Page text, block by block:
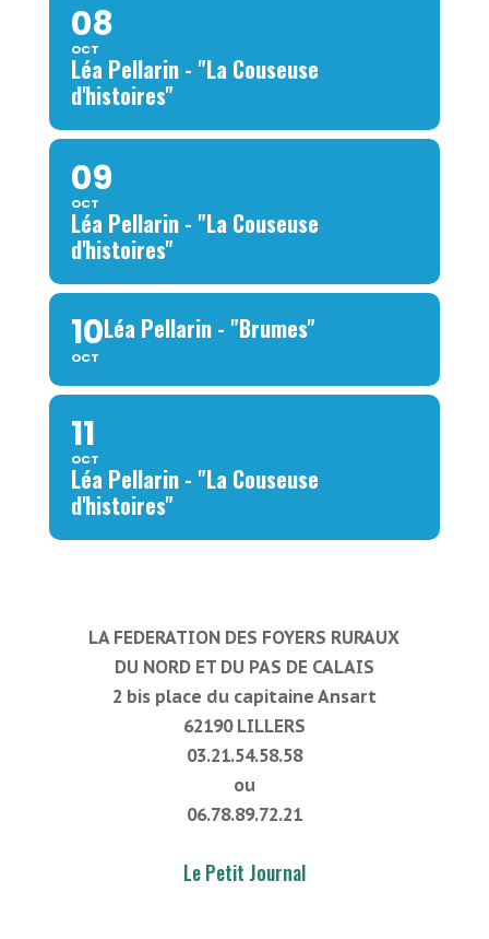
08
OCT
Léa Pellarin - "La Couseuse
d'histoires"
09
OCT
Léa Pellarin - "La Couseuse
d'histoires"
10
OCT
Léa Pellarin - "Brumes"
11
OCT
Léa Pellarin - "La Couseuse
d'histoires"
LA FEDERATION DES FOYERS RURAUX
DU NORD ET DU PAS DE CALAIS
2 bis place du capitaine Ansart
62190 LILLERS
03.21.54.58.58
ou
06.78.89.72.21
Le Petit Journal